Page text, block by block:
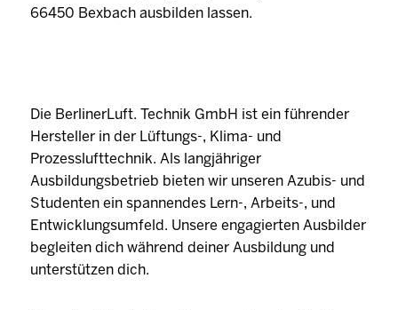
66450 Bexbach ausbilden lassen.
Die BerlinerLuft. Technik GmbH ist ein führender
Hersteller in der Lüftungs-, Klima- und
Prozesslufttechnik. Als langjähriger
Ausbildungsbetrieb bieten wir unseren Azubis- und
Studenten ein spannendes Lern-, Arbeits-, und
Entwicklungsumfeld. Unsere engagierten Ausbilder
begleiten dich während deiner Ausbildung und
unterstützen dich.